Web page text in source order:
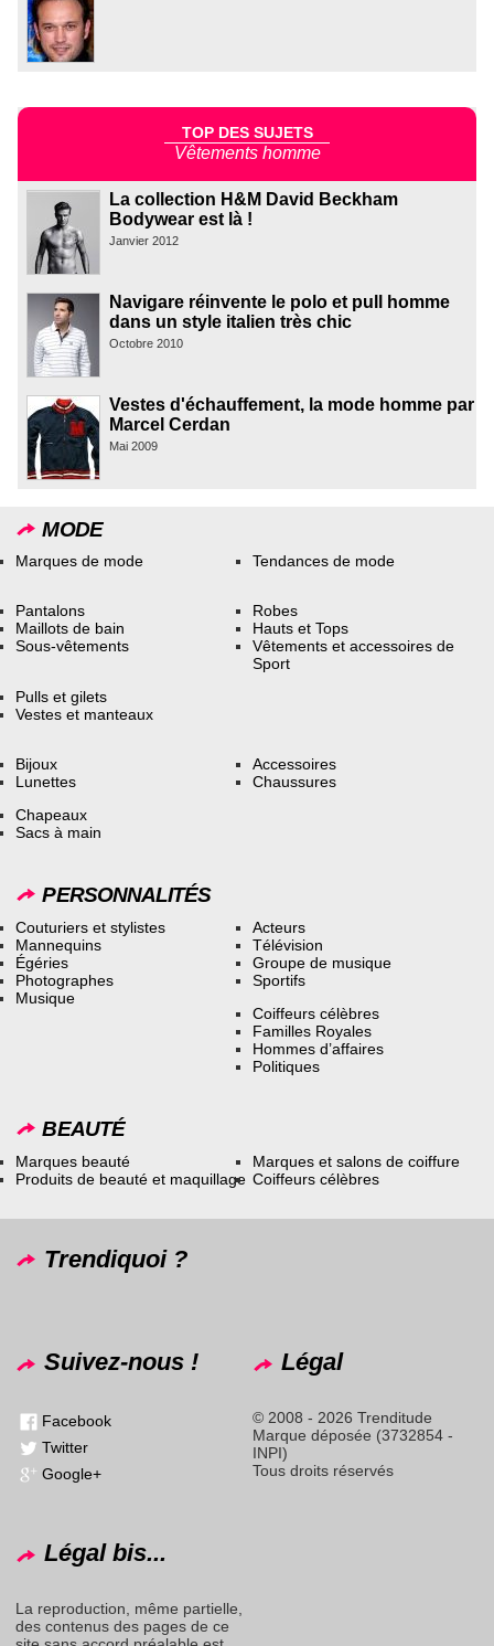
TOP DES SUJETS
Vêtements homme
La collection H&M David Beckham
Bodywear est là !
Janvier 2012
Navigare réinvente le polo et pull homme
dans un style italien très chic
Octobre 2010
Vestes d'échauffement, la mode homme par
Marcel Cerdan
Mai 2009
MODE
Marques de mode Tendances de mode
Pantalons
Maillots de bain
Sous-vêtements
Robes
Hauts et Tops
Vêtements et accessoires de
Sport
Pulls et gilets
Vestes et manteaux
Bijoux
Lunettes
Accessoires
Chaussures
Chapeaux
Sacs à main
PERSONNALITÉS
Couturiers et stylistes
Mannequins
Égéries
Photographes
Musique
Acteurs
Télévision
Groupe de musique
Sportifs
Coiffeurs célèbres
Familles Royales
Hommes d’affaires
Politiques
BEAUTÉ
Marques beauté
Produits de beauté et maquillage
Marques et salons de coiffure
Coiffeurs célèbres
Trendiquoi ?
Suivez-nous !
Facebook
Twitter
Google+
Légal
© 2008 - 2026 Trenditude
Marque déposée (3732854 -
INPI)
Tous droits réservés
Légal bis...
La reproduction, même partielle,
des contenus des pages de ce